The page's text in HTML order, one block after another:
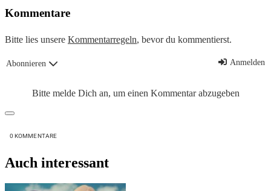
Kommentare
Bitte lies unsere Kommentarregeln, bevor du kommentierst.
Abonnieren Anmelden
Bitte melde Dich an, um einen Kommentar abzugeben
0 KOMMENTARE
Auch interessant